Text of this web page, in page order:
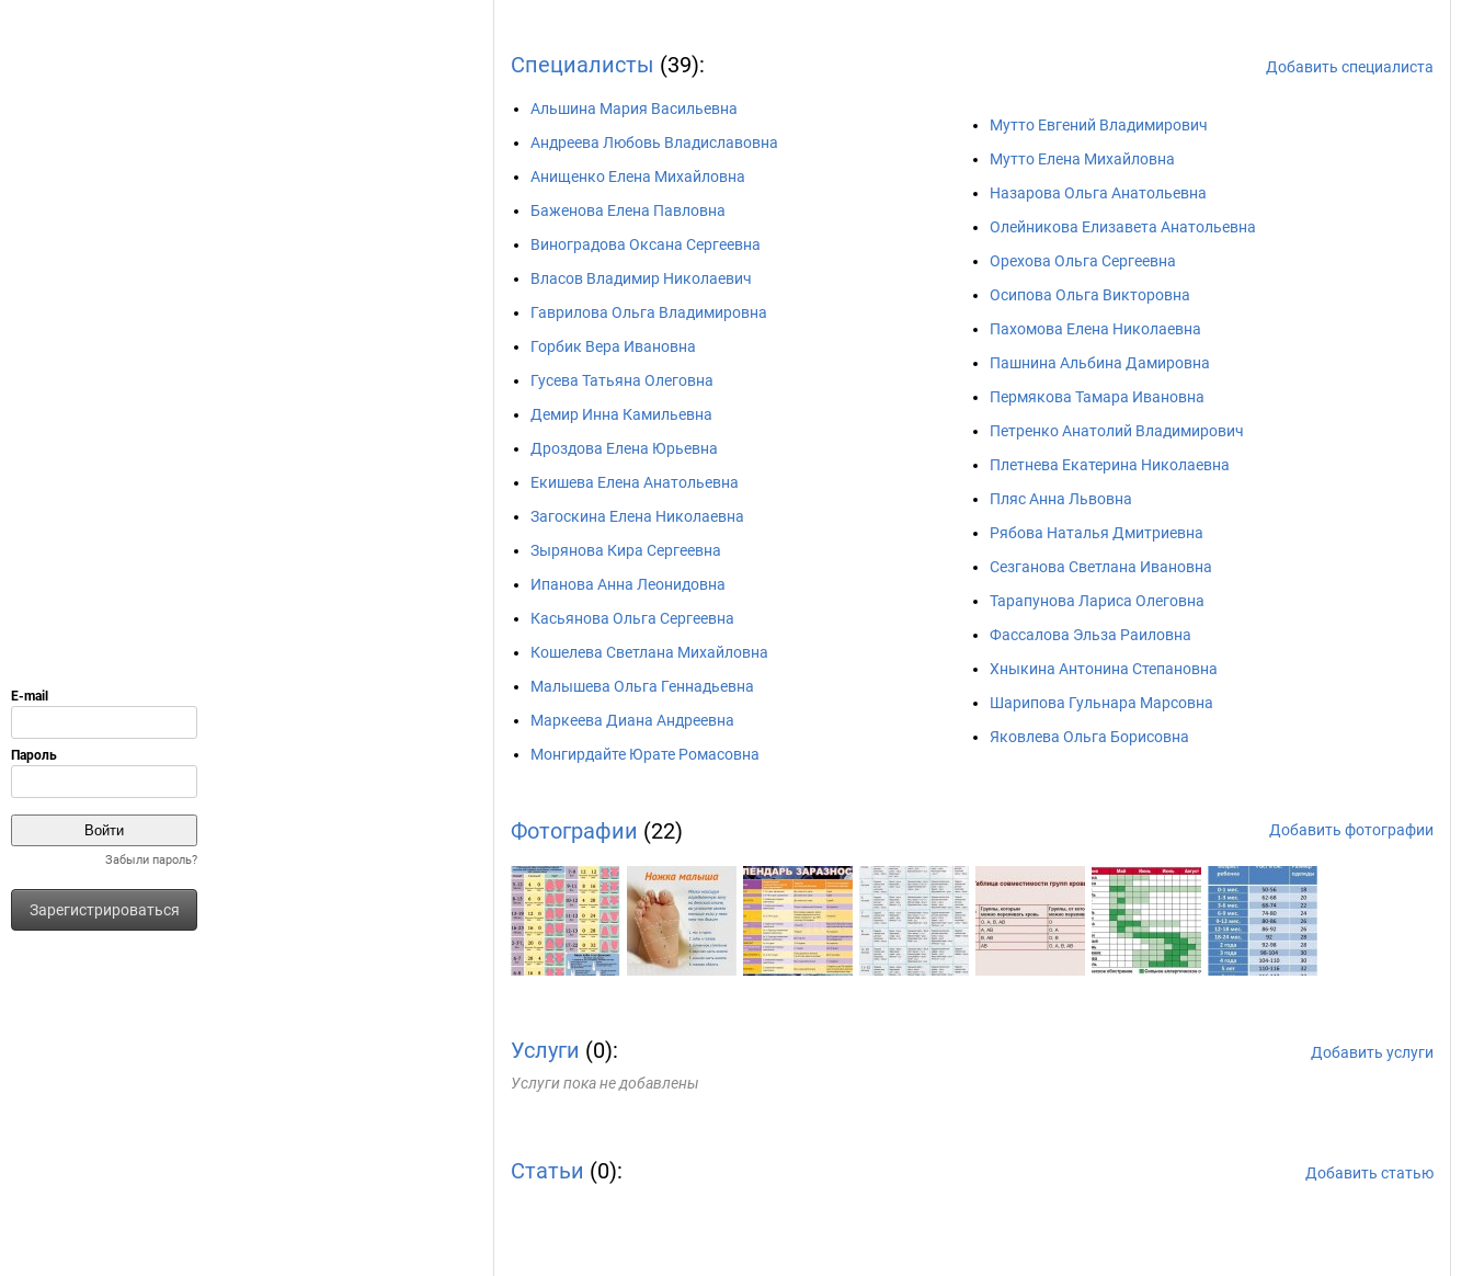
Забыли пароль?
Зарегистрироваться
Специалисты (39): Добавить специалиста
Альшина Мария Васильевна
Андреева Любовь Владиславовна
Анищенко Елена Михайловна
Баженова Елена Павловна
Виноградова Оксана Сергеевна
Власов Владимир Николаевич
Гаврилова Ольга Владимировна
Горбик Вера Ивановна
Гусева Татьяна Олеговна
Демир Инна Камильевна
Дроздова Елена Юрьевна
Екишева Елена Анатольевна
Загоскина Елена Николаевна
Зырянова Кира Сергеевна
Ипанова Анна Леонидовна
Касьянова Ольга Сергеевна
Кошелева Светлана Михайловна
Малышева Ольга Геннадьевна
Маркеева Диана Андреевна
Монгирдайте Юрате Ромасовна
Мутто Евгений Владимирович
Мутто Елена Михайловна
Назарова Ольга Анатольевна
Олейникова Елизавета Анатольевна
Орехова Ольга Сергеевна
Осипова Ольга Викторовна
Пахомова Елена Николаевна
Пашнина Альбина Дамировна
Пермякова Тамара Ивановна
Петренко Анатолий Владимирович
Плетнева Екатерина Николаевна
Пляс Анна Львовна
Рябова Наталья Дмитриевна
Сезганова Светлана Ивановна
Тарапунова Лариса Олеговна
Фассалова Эльза Раиловна
Хныкина Антонина Степановна
Шарипова Гульнара Марсовна
Яковлева Ольга Борисовна
Фотографии (22) Добавить фотографии
Услуги (0):
Добавить услуги
Услуги пока не добавлены
Статьи (0): Добавить статью